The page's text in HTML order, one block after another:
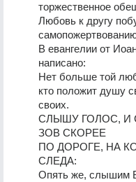
торжественное
Любовь к другу
В евангелии от
написано:
Нет больше той
кто положит душу
своих.
СЛЫШУ ГОЛОС, И
ЗОВ СКОРЕЕ
ПО ДОРОГЕ, НА
СЛЕДА:
Опять же, слышим